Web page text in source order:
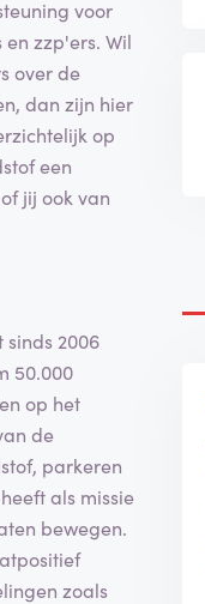
voor
zzp'ers. Wil
over de
dan zijn hier
op
een
jij ook van
2006
50.000
op het
de
parkeren
als missie
bewegen.
zoals